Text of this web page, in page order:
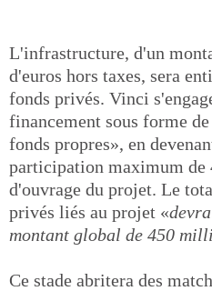
L'infrastructure, d'un
d'euros hors taxes, sera
fonds privés. Vinci
financement sous forme
fonds propres», en
participation maximum de
d'ouvrage du projet. Le
privés liés au projet «
montant global de 450
Ce stade abritera des